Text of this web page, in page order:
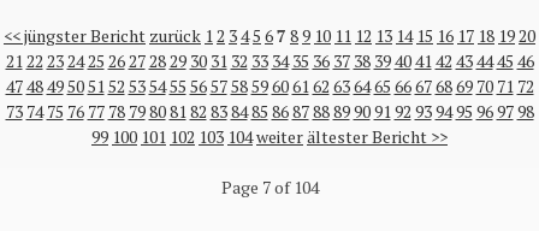
<< jüngster Bericht zurück 12 345 67 89 10 11 12 13 14 15 16 17 18 1920
2122 232425 26272829 30 31 32 33 34 35 36 37 38 39404142 434445 46
474849505152 535455 56575859606162 636465 66676869 70 71 72
73 74 75 76 77 78 79808182 838485 86878889909192 939495 969798
99 100 101 102 103 104weiterältester Bericht >>
Page 7 of 104